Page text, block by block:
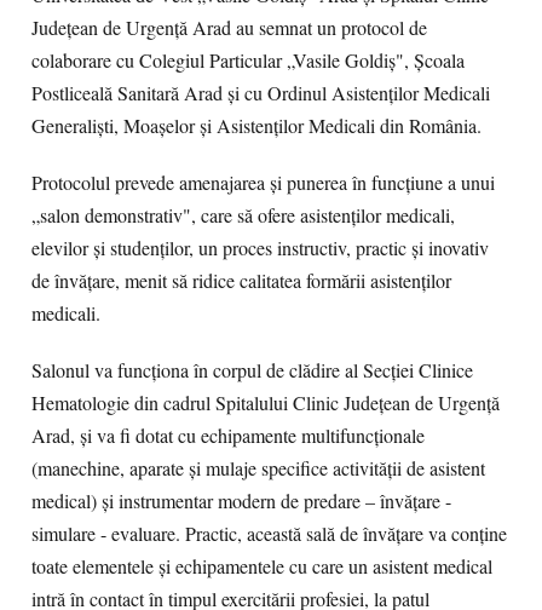
Județean de Urgență Arad au semnat un protocol de
colaborare cu Colegiul Particular „Vasile Goldiș", Școala
Postliceală Sanitară Arad și cu Ordinul Asistenților Medicali
Generaliști, Moașelor și Asistenților Medicali din România.
Protocolul prevede amenajarea și punerea în funcțiune a unui
„salon demonstrativ", care să ofere asistenților medicali,
elevilor și studenților, un proces instructiv, practic și inovativ
de învățare, menit să ridice calitatea formării asistenților
medicali.
Salonul va funcționa în corpul de clădire al Secției Clinice
Hematologie din cadrul Spitalului Clinic Județean de Urgență
Arad, și va fi dotat cu echipamente multifuncționale
(manechine, aparate și mulaje specifice activității de asistent
medical) și instrumentar modern de predare – învățare -
simulare - evaluare. Practic, această sală de învățare va conține
toate elementele și echipamentele cu care un asistent medical
intră în contact în timpul exercitării profesiei, la patul